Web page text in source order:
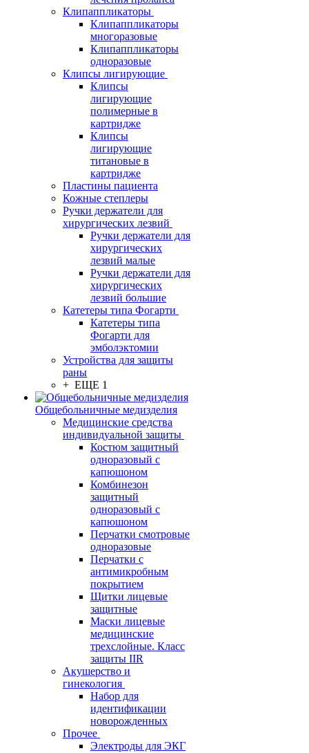
Клипаппликаторы
Клипаппликаторы
многоразовые
Клипаппликаторы
одноразовые
Клипсы лигирующие
Клипсы
лигирующие
полимерные в
картридже
Клипсы
лигирующие
титановые в
картридже
Пластины пациента
Кожные степлеры
Ручки держатели для
хирургических лезвий
Ручки держатели для
хирургических
лезвий малые
Ручки держатели для
хирургических
лезвий большие
Катетеры типа Фогарти
Катетеры типа
Фогарти для
эмболэктомии
Устройства для защиты
раны
+ ЕЩЕ 1
Общебольничные медизделия
Медицинские средства
индивидуальной защиты
Костюм защитный
одноразовый с
капюшоном
Комбинезон
защитный
одноразовый с
капюшоном
Перчатки смотровые
одноразовые
Перчатки с
антимикробным
покрытием
Щитки лицевые
защитные
Маски лицевые
медицинские
трехслойные. Класс
защиты IIR
Акушерство и
гинекология
Набор для
идентификации
новорожденных
Прочее
Электроды для ЭКГ